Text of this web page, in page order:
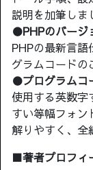
説明を加筆しま
●PHPのバージ
PHPの最新言語
グラムコードの
●プログラムコ
使用する英数字
すい等幅フォン
解りやすく、全
■著者プロフィ